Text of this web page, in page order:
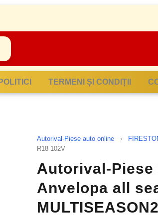
POLITICI TERMENI ȘI CONDIȚII
Autorival-Piese auto online ›
R18 102V
Autorival-Piese
Anvelopa all